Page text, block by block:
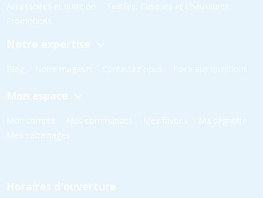
Accessoires et nutrition
Textiles, Casques et Chaussures
Promotions
Notre expertise
Blog Notre magasin Contactez-nous Foire aux questions
Mon espace
Mon compte Mes commandes Mes favoris
Ma cagnotte
Mes parrainages
Horaires d'ouverture